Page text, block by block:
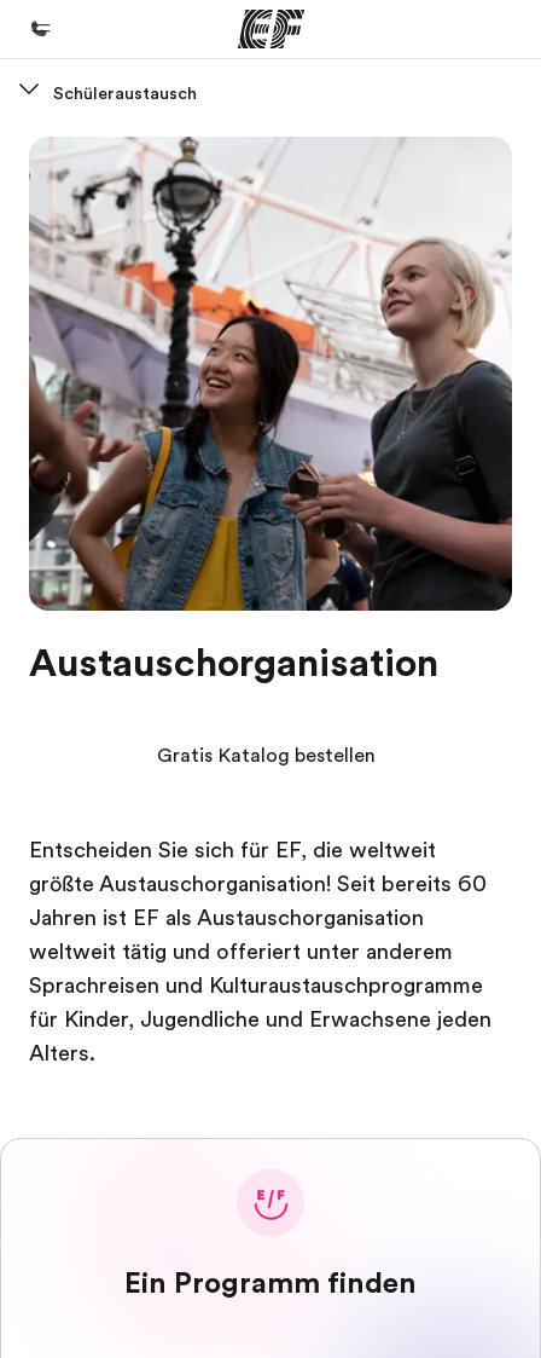
Willkommen bei EF
Programme
Alle Programme ansehen
Büros
Büros in der Nähe
Über uns
Wer wir sind
Karriere
Teil des Teams werden
Schüleraustausch
Austauschorganisation
Entscheiden Sie sich für EF, die weltweit
größte Austauschorganisation! Seit bereits 60
Jahren ist EF als Austauschorganisation
weltweit tätig und offeriert unter anderem
Sprachreisen und Kulturaustauschprogramme
für Kinder, Jugendliche und Erwachsene jeden
Alters.
Gratis Katalog bestellen
Ein Programm finden